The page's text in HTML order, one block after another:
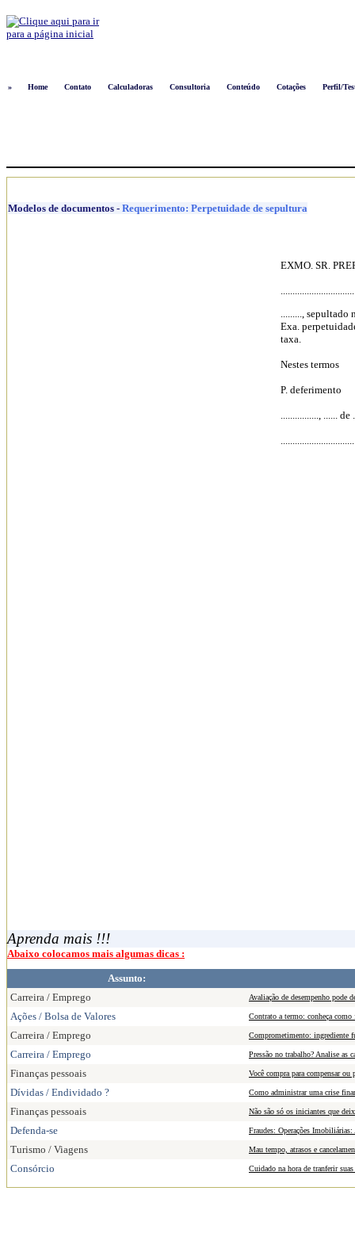
»
Home Contato Calculadoras Consultoria Conteúdo Cotações Perfil/
Modelos de documentos - Requerimento: Perpetuidade de sepultura
EXMO. SR.
........., sepultado
Exa.
taxa.
Nestes termos
P. deferimento
................, ...... de
Aprenda mais !!!
Abaixo colocamos mais algumas dicas :
Assunto:
Carreira / Emprego
Avaliação de desempenho pode
Ações / Bolsa de Valores Contrato a termo: conheça como
Carreira / Emprego Comprometimento: ingrediente
Carreira / Emprego Pressão no trabalho? Analise as
Finanças pessoais Você compra para compensar ou
Dívidas / Endividado ? Como administrar uma crise
Finanças pessoais Não são só os iniciantes que
Defenda-se Fraudes: Operações
Turismo / Viagens Mau tempo, atrasos e
Consórcio Cuidado na hora de tranferir suas